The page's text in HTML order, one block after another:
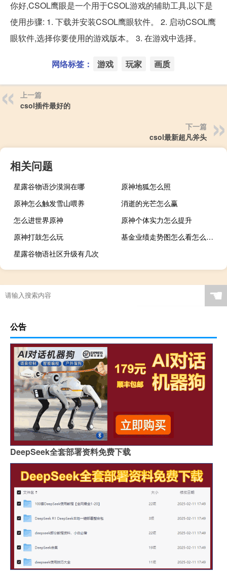
你好,CSOL鹰眼是一个用于CSOL游戏的辅助工具,以下是
使用步骤: 1. 下载并安装CSOL鹰眼软件。 2. 启动CSOL鹰
眼软件,选择你要使用的游戏版本。 3. 在游戏中选择。
网络标签： 游戏 玩家 画质
上一篇
csol插件最好的
下一篇
csol最新超凡斧头
相关问题
星露谷物语沙漠洞在哪
原神地狐怎么照
原神怎么触发雪山喂养
消逝的光芒怎么赢
怎么进世界原神
原神个体实力怎么提升
原神打鼓怎么玩
基金业绩走势图怎么看怎么分析（基金业绩走势图怎么看）
星露谷物语社区升级有几次
☚
公告
DeepSeek全套部署资料免费下载